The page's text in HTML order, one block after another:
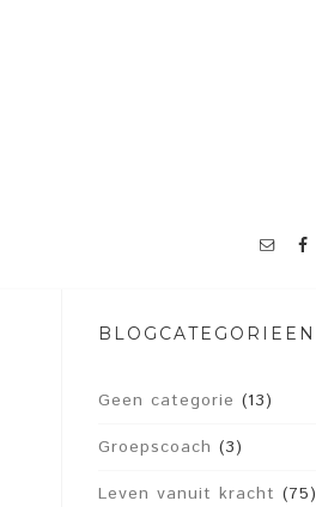
BLOGCATEGORIEËN
Geen categorie (13)
Groepscoach (3)
Leven vanuit kracht (75)